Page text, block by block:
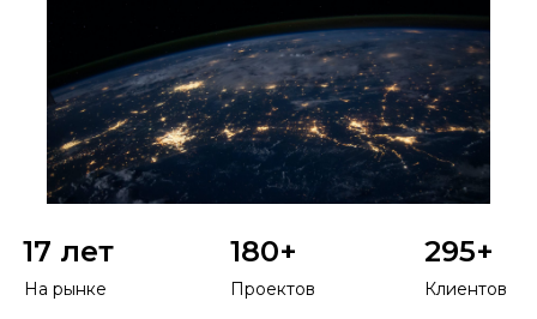
180+ 295+
17 лет
На рынке Проектов Клиентов